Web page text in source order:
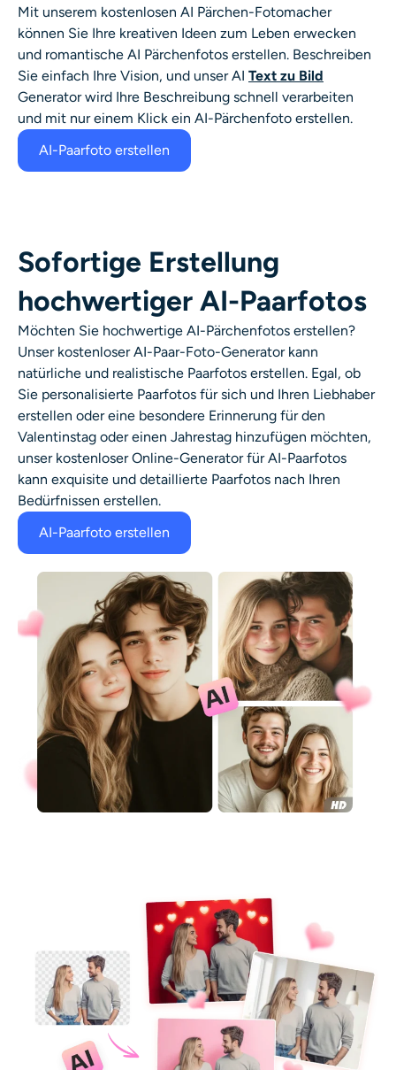
Videoeffekte
Video-Wasserzeichen-Entferner
Mit unserem kostenlosen AI Pärchen-Fotomacher
können Sie Ihre kreativen Ideen zum Leben erwecken
und romantische AI Pärchenfotos erstellen. Beschreiben
Sie einfach Ihre Vision, und unser AI Text zu Bild
Generator wird Ihre Beschreibung schnell verarbeiten
und mit nur einem Klick ein AI-Pärchenfoto erstellen.
AI-Paarfoto erstellen
Sofortige Erstellung
hochwertiger AI-Paarfotos
Möchten Sie hochwertige AI-Pärchenfotos erstellen?
Unser kostenloser AI-Paar-Foto-Generator kann
natürliche und realistische Paarfotos erstellen. Egal, ob
Sie personalisierte Paarfotos für sich und Ihren Liebhaber
erstellen oder eine besondere Erinnerung für den
Valentinstag oder einen Jahrestag hinzufügen möchten,
unser kostenloser Online-Generator für AI-Paarfotos
kann exquisite und detaillierte Paarfotos nach Ihren
Bedürfnissen erstellen.
AI-Paarfoto erstellen